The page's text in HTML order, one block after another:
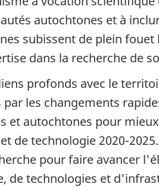
autochtones et à
subissent de plein
dans la recherche de
profonds avec le
par les changements
et autochtones pour
de technologie 2020-
pour faire avancer
de technologies et